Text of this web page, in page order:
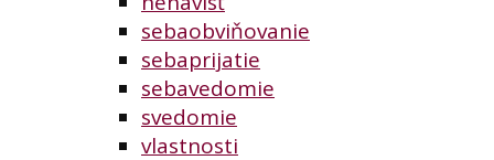
sebaobviňovanie
sebaprijatie
sebavedomie
svedomie
vlastnosti